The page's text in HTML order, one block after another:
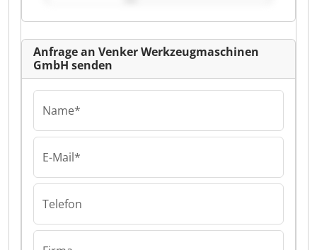
Anfrage an Venker Werkzeugmaschinen
GmbH senden
Name*
E-Mail*
Telefon